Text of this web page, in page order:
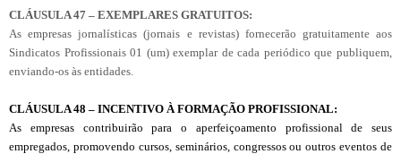
CLÁUSULA 47 – EXEMPLARES GRATUITOS:
As empresas jornalísticas (jornais e revistas) fornecerão gratuitamente aos
Sindicatos Profissionais 01 (um) exemplar de cada periódico que publiquem,
enviando-os às entidades.
CLÁUSULA 48 – INCENTIVO À FORMAÇÃO PROFISSIONAL:
As empresas contribuirão para o aperfeiçoamento profissional de seus
empregados, promovendo cursos, seminários, congressos ou outros eventos de